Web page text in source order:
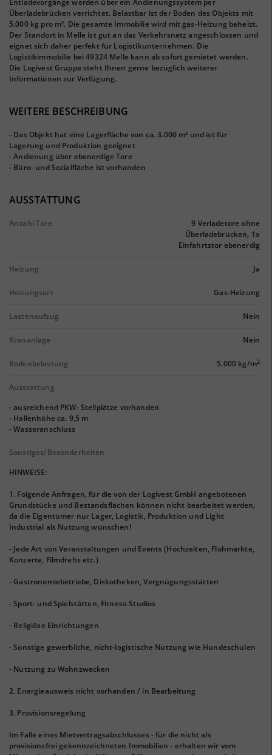
Entladevorgänge werden über ein Andienungssystem per
Überladebrücken verrichtet. Belastbar ist der Boden des Objekts mit
5.000 kg pro m². Die gesamte Immobilie wird mit gas-Heizung beheizt.
Der Standort in Melle ist gut an das Verkehrsnetz angeschlossen und
eignet sich daher perfekt für Logistikunternehmen. Die
Logistikimmobilie bei 49324 Melle kann ab sofort gemietet werden.
Die Logivest Gruppe steht Ihnen gerne bezüglich weiterer
Informationen zur Verfügung.
WEITERE BESCHREIBUNG
- Das Objekt hat eine Lagerfläche von ca. 3.000 m² und ist für
Lagerung und Produktion geeignet
- Andienung über ebenerdige Tore
- Büro- und Sozialfläche ist vorhanden
AUSSTATTUNG
Anzahl Tore
9 Verladetore ohne
Überladebrücken, 1x
Einfahrtstor ebenerdig
Heizung Ja
Heizungsart Gas-Heizung
Lastenaufzug Nein
Krananlage Nein
Bodenbelastung 5.000 kg/m2
Ausstattung
- ausreichend PKW- Stellplätze vorhanden
- Hallenhöhe ca. 9,5 m
- Wasseranschluss
Sonstiges/Besonderheiten
HINWEISE:
1. Folgende Anfragen, für die von der Logivest GmbH angebotenen
Grundstücke und Bestandsflächen können nicht bearbeitet werden,
da die Eigentümer nur Lager, Logistik, Produktion und Light
Industrial als Nutzung wünschen!
- Jede Art von Veranstaltungen und Events (Hochzeiten, Flohmärkte,
Konzerte, Filmdrehs etc.)
- Gastronomiebetriebe, Diskotheken, Vergnügungsstätten
- Sport- und Spielstätten, Fitness-Studios
- Religiöse Einrichtungen
- Sonstige gewerbliche, nicht-logistische Nutzung wie Hundeschulen
- Nutzung zu Wohnzwecken
2. Energieausweis nicht vorhanden / in Bearbeitung
3. Provisionsregelung
Im Falle eines Mietvertragsabschlusses - für die nicht als
provisionsfrei gekennzeichneten Immobilien - erhalten wir vom